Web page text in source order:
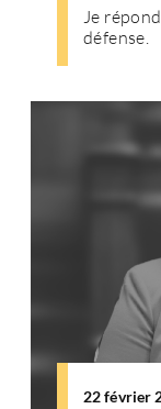
Je
défense.
22 février